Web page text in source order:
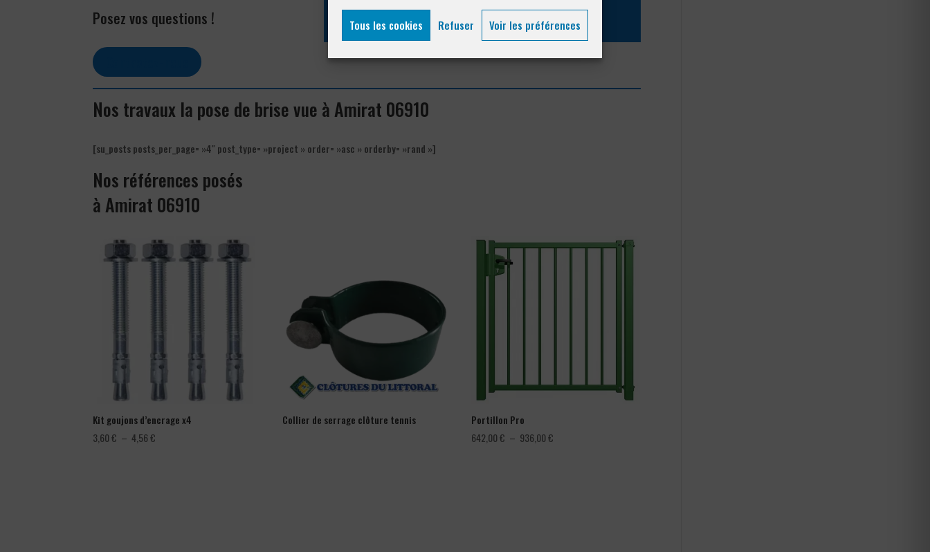
Tous les cookies Refuser Voir les préférences
Posez vos questions !
Nos travaux la pose de brise vue à Amirat 06910
[su_posts posts_per_page= »4″ post_type= »project » order= »asc » orderby= »rand »]
Nos références posés
à Amirat 06910
Kit goujons d’encrage x4
3,60€ – 4,56€
Collier de serrage clôture tennis
Portillon Pro
642,00€ – 936,00€